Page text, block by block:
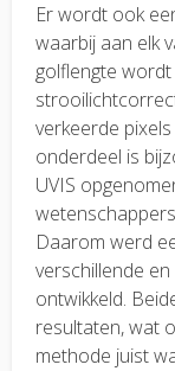
Er wordt ook
waarbij aan elk
golflengte
verkeerde
onderdeel is
UVIS
Daarom werd
verschillende
ontwikkeld.
resultaten, wat
methode juist